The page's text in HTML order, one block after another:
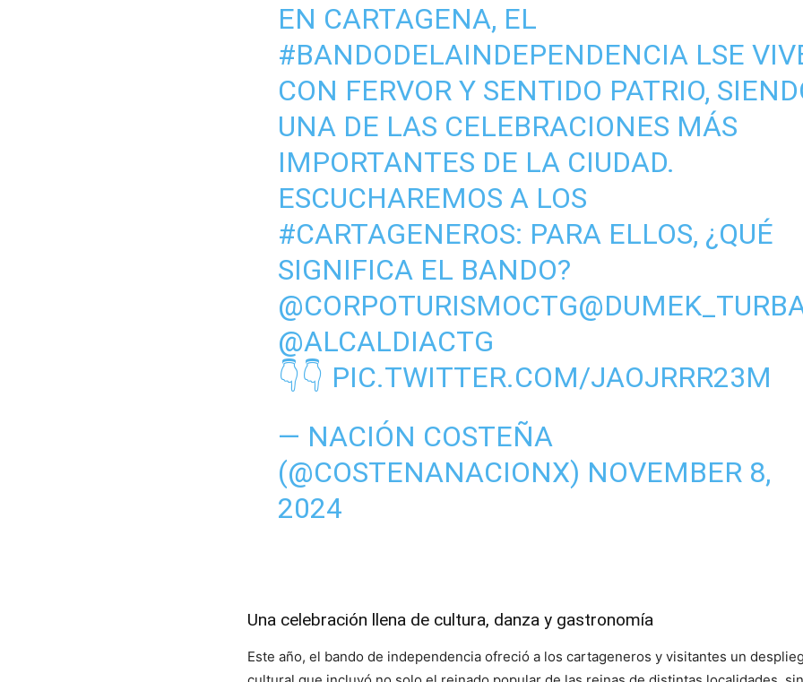
EN CARTAGENA, EL
#BANDODELAINDEPENDENCIA LSE
CON FERVOR Y SENTIDO PATRIO,
UNA DE LAS CELEBRACIONES MÁS
IMPORTANTES DE LA CIUDAD.
ESCUCHAREMOS A LOS
#CARTAGENEROS: PARA ELLOS, ¿QUÉ
SIGNIFICA EL BANDO?
@CORPOTURISMOCTG
@ALCALDIACTG
👇👇 PIC.TWITTER.COM/JAOJRRR23M
— NACIÓN COSTEÑA
(@COSTENANACIONX) NOVEMBER 8,
2024
Una celebración llena de cultura, danza y gastronomía
Este año, el bando de independencia ofreció a los cartageneros y visitantes un